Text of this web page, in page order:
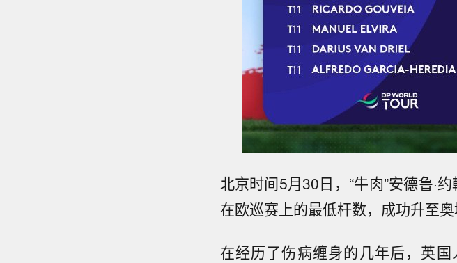
北京时间5月30日，“牛肉”安德鲁·
在欧巡赛上的最低杆数，成功升至
在经历了伤病缠身的几年后，英